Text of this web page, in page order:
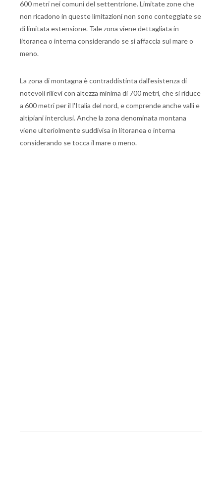
600 metri nei comuni del settentrione. Limitate zone che
non ricadono in queste limitazioni non sono conteggiate se
di limitata estensione. Tale zona viene dettagliata in
litoranea o interna considerando se si affaccia sul mare o
meno.
La zona di montagna è contraddistinta dall'esistenza di
notevoli rilievi con altezza minima di 700 metri, che si riduce
a 600 metri per il l'Italia del nord, e comprende anche valli e
altipiani interclusi. Anche la zona denominata montana
viene ulteriolmente suddivisa in litoranea o interna
considerando se tocca il mare o meno.